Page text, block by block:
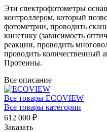
Эти спектрофотометры
контроллером, который
фотометрии, проводить
кинетику (зависимость
реакции, проводить
проводить количественный
Протеины.
Все описание
Все товары ECOVIEW
Все товары категории
612 000 ₽
Заказать